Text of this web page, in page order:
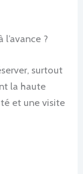
?
surtout
la haute
et une visite